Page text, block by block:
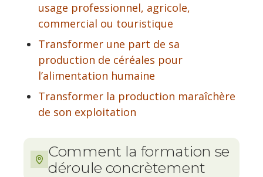
usage professionnel, agricole,
commercial ou touristique
Transformer une part de sa
production de céréales pour
l’alimentation humaine
Transformer la production maraîchère
de son exploitation
Comment la formation se
déroule concrètement